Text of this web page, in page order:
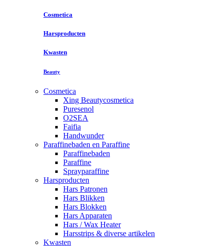
Cosmetica
Harsproducten
Kwasten
Beauty
Cosmetica
Xing Beautycosmetica
Puresenol
O2SEA
Faifia
Handwunder
Paraffinebaden en Paraffine
Paraffinebaden
Paraffine
Sprayparaffine
Harsproducten
Hars Patronen
Hars Blikken
Hars Blokken
Hars Apparaten
Hars / Wax Heater
Harsstrips & diverse artikelen
Kwasten